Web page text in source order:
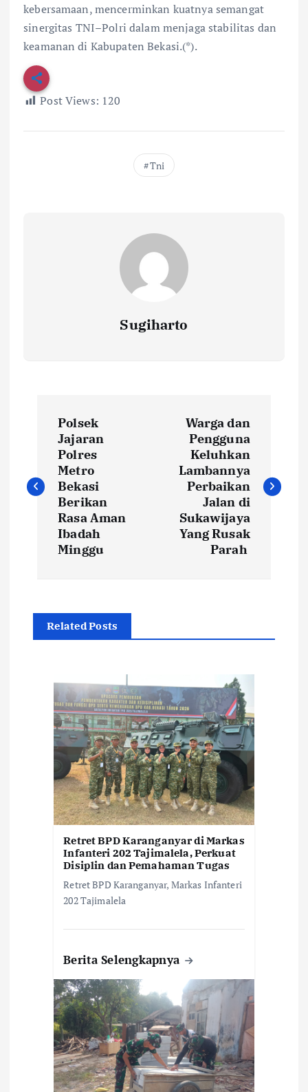
kebersamaan, mencerminkan kuatnya semangat
sinergitas TNI–Polri dalam menjaga stabilitas dan
keamanan di Kabupaten Bekasi.(*).
Post Views: 120
Tni
Sugiharto
v
s
Polsek
Jajaran
Polres
Metro
Bekasi
Berikan
Rasa Aman
Ibadah
Minggu
Warga dan
Pengguna
Keluhkan
Lambannya
Perbaikan
Jalan di
Sukawijaya
Yang Rusak
Parah
Related Posts
Retret BPD Karanganyar di Markas
Infanteri 202 Tajimalela, Perkuat
Disiplin dan Pemahaman Tugas
Retret BPD Karanganyar, Markas Infanteri
202 Tajimalela
Berita Selengkapnya